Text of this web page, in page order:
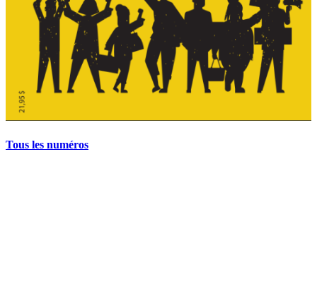
Tous les numéros